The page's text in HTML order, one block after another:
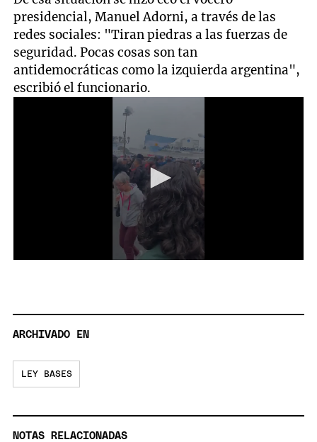
presidencial, Manuel Adorni, a través de las
redes sociales: "Tiran piedras a las fuerzas de
seguridad. Pocas cosas son tan
antidemocráticas como la izquierda argentina",
escribió el funcionario.
ARCHIVADO EN
LEY BASES
NOTAS RELACIONADAS